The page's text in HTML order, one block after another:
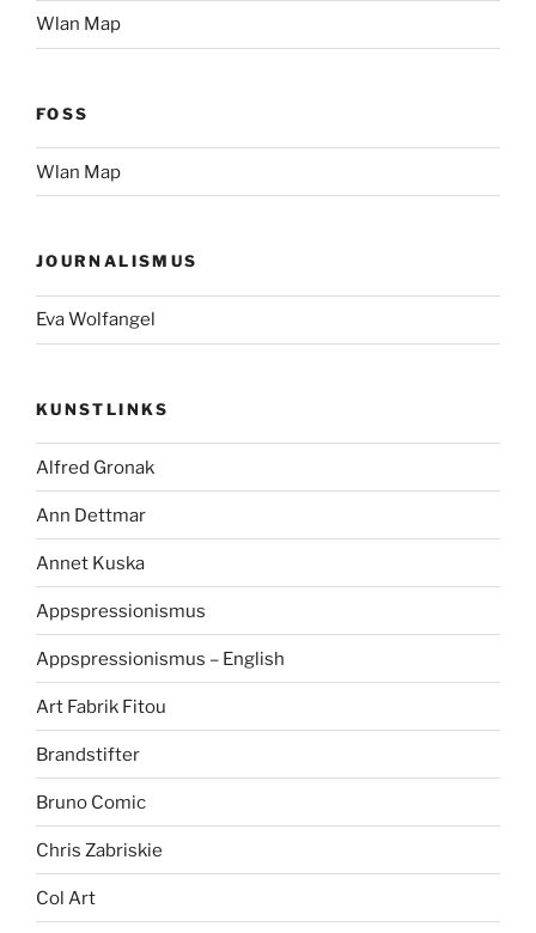
Wlan Map
FOSS
Wlan Map
JOURNALISMUS
Eva Wolfangel
KUNSTLINKS
Alfred Gronak
Ann Dettmar
Annet Kuska
Appspressionismus
Appspressionismus – English
Art Fabrik Fitou
Brandstifter
Bruno Comic
Chris Zabriskie
Col Art